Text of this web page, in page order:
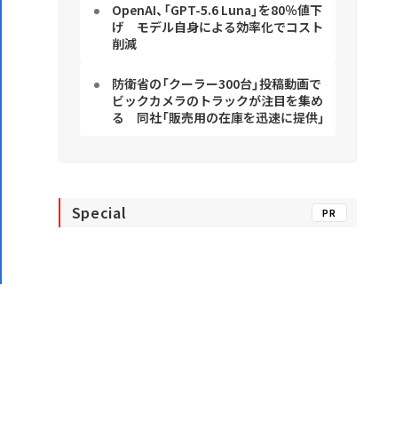
OpenAI、「GPT-5.6 Luna」を80％値下
げ モデル自身による効率化でコスト
削減
防衛省の「クーラー300台」投稿動画で
ビックカメラのトラックが注目を集め
る 同社「販売用の在庫を迅速に提供」
Special PR